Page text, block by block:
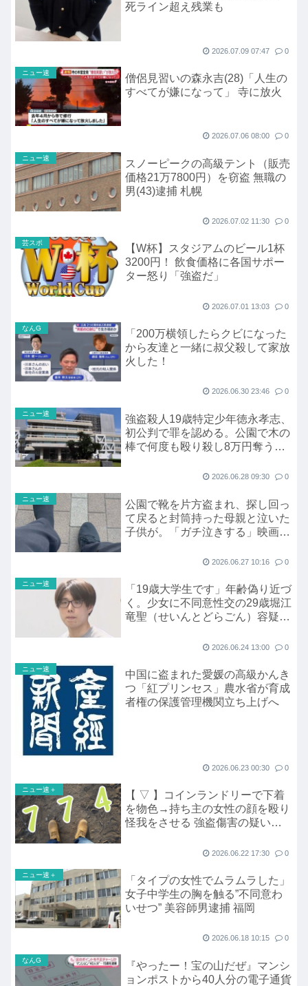
死ライン超え残業も
2026.07.09 07:47 0
ニュー速
僧侶見習いの森永吉(28)「人生の
すべてが嫌になって」 寺に放火
2026.07.06 08:00 0
ニュー速
スノーピークの高級テント（販売
価格21万7800円）を窃盗 無職の
男(43)逮捕 札幌
2026.07.02 11:30 0
芸スポ
【W杯】スタジアムのビール1杯
3200円！ 飲食価格に各国サポー
ター怒り「強盗だ」
2026.07.01 13:03 0
なんG
「200万横領したらクビになった
から友達と一緒に叔父殺して家放
火した！
2026.06.30 23:46 0
ニュー速
強盗殺人19歳特定少年徳永孝志、
初公判で罪を認める。公園で木の
棒で何度も殴り殺し8万円奪う。
2026.06.28 09:30 0
ニュー速
公園で靴を片方盗まれ、探し回っ
て戻ると封筒持った母親と泣いた
子供が。「ガチ泣きする」映画化
2026.06.27 10:16 0
ニュー速
「19歳大学生です」年齢偽り近づ
く。少女に不同意性交の29歳堀江
竜聖（せいんとどらごん）容疑者
2026.06.24 13:00 0
ニュー速
中国に盗まれた愛媛の高級かんき
つ「紅プリンセス」農水省が育成
者権の保護管理機関立ち上げへ
2026.06.23 00:30 0
ニュー速＋
【 ▽ 】コインランドリーで下着
を物色→持ち主の女性の顔を殴り
怪我をさせる 強盗傷害の疑いで
2026.06.22 17:30 0
ニュー速＋
「タイプの女性でムラムラした」
女子中学生の胸を触る”不同意わ
いせつ” 美容師男逮捕 福岡
2026.06.18 10:15 0
なんG
『やったー！宝の山だぜ』マンシ
ョンポストから40人分の電子通貨